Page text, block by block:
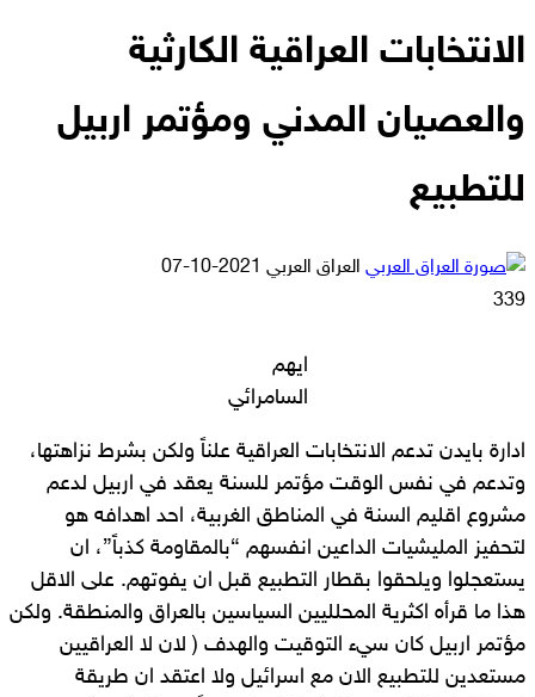
الانتخابات العراقية الكارثية
والعصيان المدني ومؤتمر اربيل
للتطبيع
العراق العربي أرسل
2021-10-07
339
ايهم
السامرائي
ادارة بايدن تدعم الانتخابات العراقية علناً ولكن بشرط نزاهتها،
وتدعم في نفس الوقت مؤتمر للسنة يعقد في اربيل لدعم
مشروع اقليم السنة في المناطق الغربية، احد اهدافه هو
لتحفيز المليشيات الداعين انفسهم “بالمقاومة كذباً”، ان
يستعجلوا ويلحقوا بقطار التطبيع قبل ان يفوتهم. على الاقل
هذا ما قرأه اكثرية المحلليين السياسين بالعراق والمنطقة. ولكن
مؤتمر اربيل كان سيء التوقيت والهدف ( لان لا العراقيين
مستعدين للتطبيع الان مع اسرائيل ولا اعتقد ان طريقة